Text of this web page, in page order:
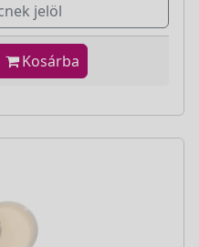
jelöl
Kosárba